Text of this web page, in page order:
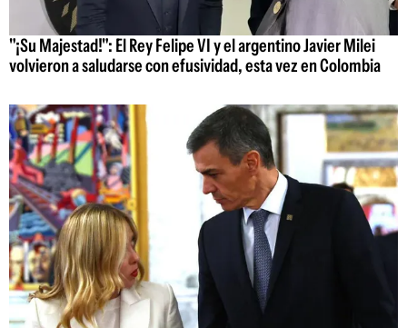
"¡Su Majestad!": El Rey Felipe VI y el argentino Javier Milei
volvieron a saludarse con efusividad, esta vez en Colombia